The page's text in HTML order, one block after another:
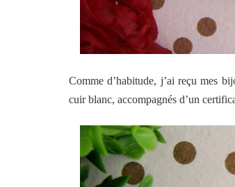
Comme d’habitude, j’ai reçu mes
cuir blanc, accompagnés d’un